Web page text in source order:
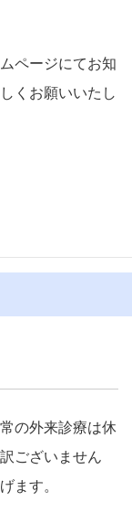
ページにてお知
くお願いいたし
の外来診療は休
ございません
ます。